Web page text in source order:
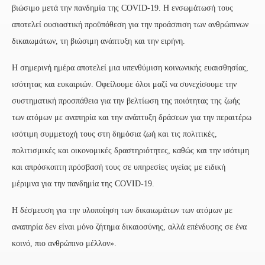
βιώσιμο μετά την πανδημία της COVID-19. Η ενσωμάτωσή τους
αποτελεί ουσιαστική προϋπόθεση για την προάσπιση των ανθρώπινων
δικαιωμάτων, τη βιώσιμη ανάπτυξη και την ειρήνη.
Η σημερινή ημέρα αποτελεί μια υπενθύμιση κοινωνικής ευαισθησίας,
ισότητας και ευκαιριών. Οφείλουμε όλοι μαζί να συνεχίσουμε την
συστηματική προσπάθεια για την βελτίωση της ποιότητας της ζωής
των ατόμων με αναπηρία και την ανάπτυξη δράσεων για την περαιτέρω
ισότιμη συμμετοχή τους στη δημόσια ζωή και τις πολιτικές,
πολιτισμικές και οικονομικές δραστηριότητες, καθώς και την ισότιμη
και απρόσκοπτη πρόσβασή τους σε υπηρεσίες υγείας με ειδική
μέριμνα για την πανδημία της COVID-19.
Η δέσμευση για την υλοποίηση των δικαιωμάτων των ατόμων με
αναπηρία δεν είναι μόνο ζήτημα δικαιοσύνης, αλλά επένδυσης σε ένα
κοινό, πιο ανθρώπινο μέλλον».